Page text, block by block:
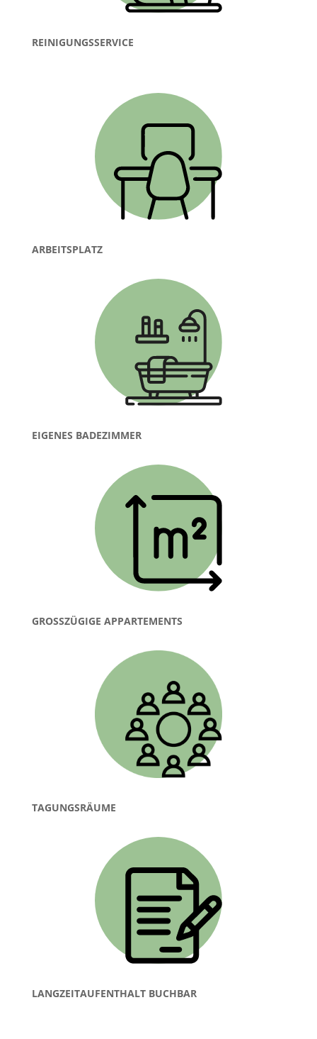
REINIGUNGSSERVICE
ARBEITSPLATZ
EIGENES BADEZIMMER
GROSSZÜGIGE APPARTEMENTS
TAGUNGSRÄUME
LANGZEITAUFENTHALT BUCHBAR